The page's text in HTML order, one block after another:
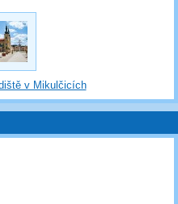
v Mikulčicích